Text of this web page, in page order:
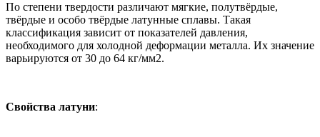
По степени твердости различают мягкие, полутвёрдые,
твёрдые и особо твёрдые латунные сплавы. Такая
классификация зависит от показателей давления,
необходимого для холодной деформации металла. Их значение
варьируются от 30 до 64 кг/мм2.
Свойства латуни: